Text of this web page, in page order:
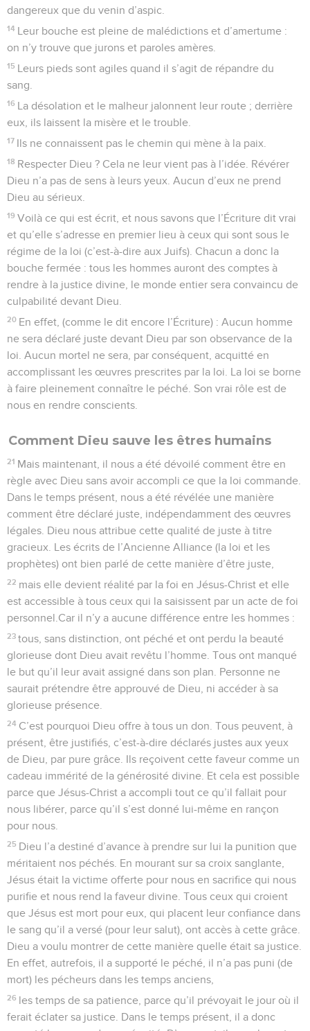
dangereux que du venin d’aspic.
14 Leur bouche est pleine de malédictions et d’amertume :
on n’y trouve que jurons et paroles amères.
15 Leurs pieds sont agiles quand il s’agit de répandre du
sang.
16 La désolation et le malheur jalonnent leur route ; derrière
eux, ils laissent la misère et le trouble.
17 Ils ne connaissent pas le chemin qui mène à la paix.
18 Respecter Dieu ? Cela ne leur vient pas à l’idée. Révérer
Dieu n’a pas de sens à leurs yeux. Aucun d’eux ne prend
Dieu au sérieux.
19 Voilà ce qui est écrit, et nous savons que l’Écriture dit vrai
et qu’elle s’adresse en premier lieu à ceux qui sont sous le
régime de la loi (c’est-à-dire aux Juifs). Chacun a donc la
bouche fermée : tous les hommes auront des comptes à
rendre à la justice divine, le monde entier sera convaincu de
culpabilité devant Dieu.
20 En effet, (comme le dit encore l’Écriture) : Aucun homme
ne sera déclaré juste devant Dieu par son observance de la
loi. Aucun mortel ne sera, par conséquent, acquitté en
accomplissant les œuvres prescrites par la loi. La loi se borne
à faire pleinement connaître le péché. Son vrai rôle est de
nous en rendre conscients.
Comment Dieu sauve les êtres humains
21 Mais maintenant, il nous a été dévoilé comment être en
règle avec Dieu sans avoir accompli ce que la loi commande.
Dans le temps présent, nous a été révélée une manière
comment être déclaré juste, indépendamment des œuvres
légales. Dieu nous attribue cette qualité de juste à titre
gracieux. Les écrits de l’Ancienne Alliance (la loi et les
prophètes) ont bien parlé de cette manière d’être juste,
22 mais elle devient réalité par la foi en Jésus-Christ et elle
est accessible à tous ceux qui la saisissent par un acte de foi
personnel.Car il n’y a aucune différence entre les hommes :
23 tous, sans distinction, ont péché et ont perdu la beauté
glorieuse dont Dieu avait revêtu l’homme. Tous ont manqué
le but qu’il leur avait assigné dans son plan. Personne ne
saurait prétendre être approuvé de Dieu, ni accéder à sa
glorieuse présence.
24 C’est pourquoi Dieu offre à tous un don. Tous peuvent, à
présent, être justifiés, c’est-à-dire déclarés justes aux yeux
de Dieu, par pure grâce. Ils reçoivent cette faveur comme un
cadeau immérité de la générosité divine. Et cela est possible
parce que Jésus-Christ a accompli tout ce qu’il fallait pour
nous libérer, parce qu’il s’est donné lui-même en rançon
pour nous.
25 Dieu l’a destiné d’avance à prendre sur lui la punition que
méritaient nos péchés. En mourant sur sa croix sanglante,
Jésus était la victime offerte pour nous en sacrifice qui nous
purifie et nous rend la faveur divine. Tous ceux qui croient
que Jésus est mort pour eux, qui placent leur confiance dans
le sang qu’il a versé (pour leur salut), ont accès à cette grâce.
Dieu a voulu montrer de cette manière quelle était sa justice.
En effet, autrefois, il a supporté le péché, il n’a pas puni (de
mort) les pécheurs dans les temps anciens,
26 les temps de sa patience, parce qu’il prévoyait le jour où il
ferait éclater sa justice. Dans le temps présent, il a donc